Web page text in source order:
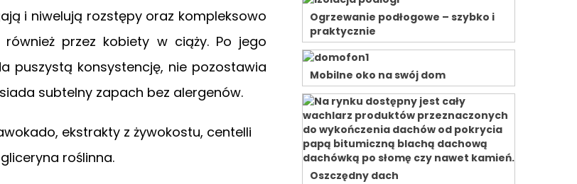
i niwelują rozstępy oraz kompleksowo
przez kobiety w ciąży. Po jego
puszystą konsystencję, nie pozostawia
subtelny zapach bez alergenów.
ekstrakty z żywokostu, centelli
roślinna.
Ogrzewanie podłogowe – szybko i
praktycznie
Mobilne oko na swój dom
Oszczędny dach